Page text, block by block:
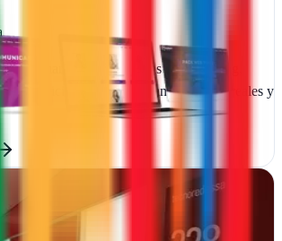
tu marca con estrategias de marketing,
publicitarias que generan resultados reales y
- Diseño de páginas web y